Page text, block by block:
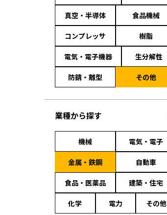
真空・半導体 食品機械
コンプレッサ 樹脂
電気・電子機器 生分解性
防錆・離型 その他
業種から探す
機械 電気・電子
金属・鉄鋼 自動車
食品・医薬品 建築・住宅
化学 電力 その他